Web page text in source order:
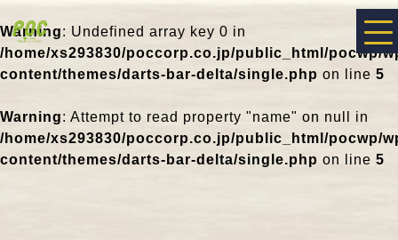
Warning: Undefined array key 0 in
/home/xs293830/poccorp.co.jp/public_html/pocwp/
content/themes/darts-bar-delta/single.php on line 5
Warning: Attempt to read property "name" on null in
/home/xs293830/poccorp.co.jp/public_html/pocwp/
content/themes/darts-bar-delta/single.php on line 5